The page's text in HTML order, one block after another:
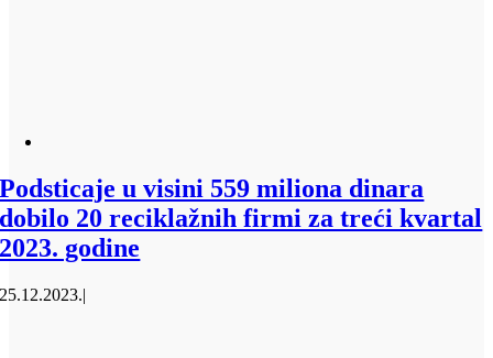
Podsticaje u visini 559 miliona dinara
dobilo 20 reciklažnih firmi za treći kvartal
2023. godine
25.12.2023.|